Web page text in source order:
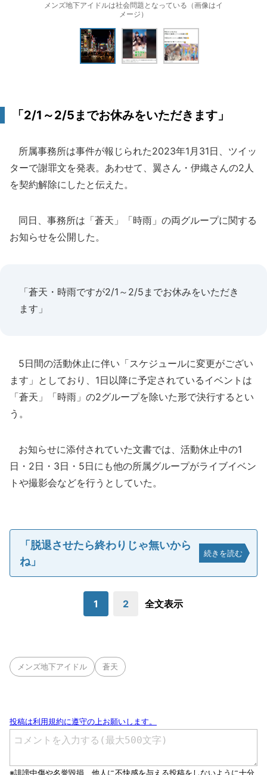
メンズ地下アイドルは社会問題となっている（画像はイ
メージ）
「2/1～2/5までお休みをいただきます」
所属事務所は事件が報じられた2023年1月31日、ツイッ
ターで謝罪文を発表。あわせて、翼さん・伊織さんの2人
を契約解除にしたと伝えた。
同日、事務所は「蒼天」「時雨」の両グループに関する
お知らせを公開した。
「蒼天・時雨ですが2/1～2/5までお休みをいただき
ます」
5日間の活動休止に伴い「スケジュールに変更がござい
ます」としており、1日以降に予定されているイベントは
「蒼天」「時雨」の2グループを除いた形で決行するとい
う。
お知らせに添付されていた文書では、活動休止中の1
日・2日・3日・5日にも他の所属グループがライブイベン
トや撮影会などを行うとしていた。
「脱退させたら終わりじゃ無いから
ね」
続きを読む
1 2 全文表示
メンズ地下アイドル 蒼天